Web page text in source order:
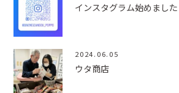
インスタグラム始めました
2024.06.05
ウタ商店